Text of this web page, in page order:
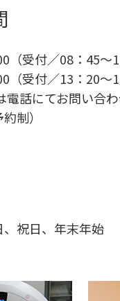
（受付／08：45～
（受付／13：20～
話にてお問い合わ
制）
祝日、年末年始